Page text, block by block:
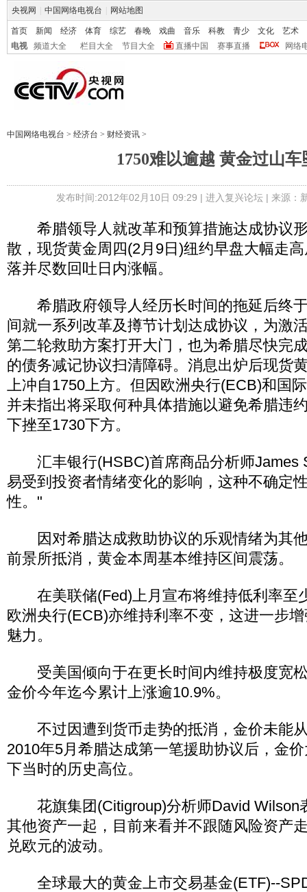
央视网 中国网络电视台 网站地图
首页 新闻 经济 体育 综艺 春晚 戏曲 音乐 科教 青少 文化
艺术
电视
频道大全 栏目大全 节目大全 直播中国 赛事直播 网络
中国网络电视台 > 经济台 > 财经资讯 >
1750难以逾越 黄金过山车
发布时间:2012年02月10日 09:29 | 进入复兴论坛| 来源：
希腊领导人就改革和预算措施达成协议
散，现货黄金周四(2月9日)纽约早盘大幅走
落并尽数回吐日内涨幅。
希腊政府领导人经历长时间的拖延后终
间就一系列改革及撙节计划达成协议，为激
第二轮救助方案打开大门，也为希腊尽快完
的债务减记协议扫清障碍。消息出炉后现货
上冲自1750上方。但因欧洲央行(ECB)和国
并未指出将采取何种具体措施以避免希腊违
下挫至1730下方。
汇丰银行(HSBC)首席商品分析师James
易受到投资者情绪变化的影响，这种不确定
性。"
因对希腊达成救助协议的乐观情绪为其
前景所抵消，黄金本周基本维持区间震荡。
在美联储(Fed)上月宣布将维持低利率至
欧洲央行(ECB)亦维持利率不变，这进一步
魅力。
受美国倾向于在更长时间内维持极度宽
金价今年迄今累计上涨逾10.9%。
不过因遭到货币走势的抵消，金价未能
2010年5月希腊达成第一笔援助协议后，金
下当时的历史高位。
花旗集团(Citigroup)分析师David Wilson
其他资产一起，目前来看并不跟随风险资产
兑欧元的波动。
全球最大的黄金上市交易基金(ETF)--